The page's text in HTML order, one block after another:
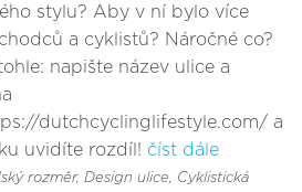
stylu? Aby v ní bylo více
a cyklistů? Náročné co?
napište název ulice a
dutchcyclinglifestyle.com/ a
uvidíte rozdíl! číst dále
rozměr, Design ulice, Cyklistická